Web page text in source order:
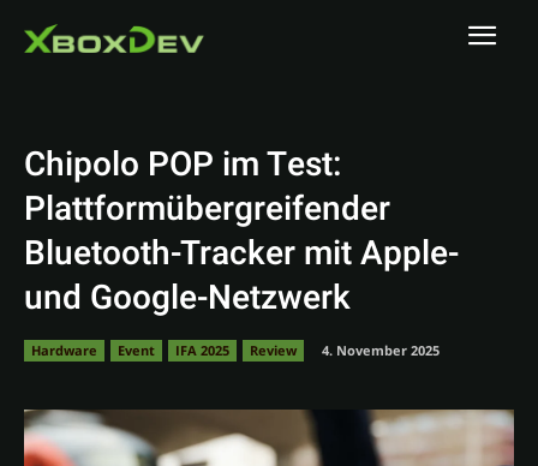
Chipolo POP im Test:
Plattformübergreifender
Bluetooth-Tracker mit Apple-
und Google-Netzwerk
Hardware Event IFA 2025 Review 4. November 2025